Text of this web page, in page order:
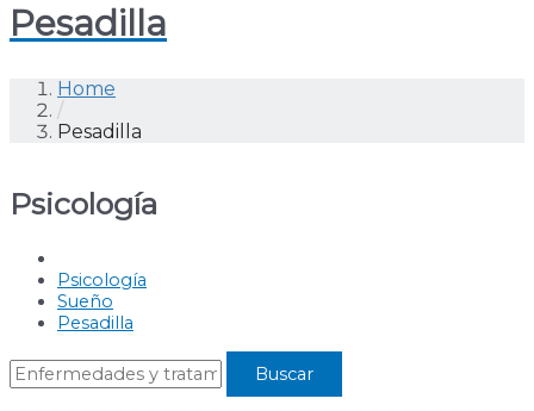
Pesadilla
Home
/
Pesadilla
Psicología
Psicología
Sueño
Pesadilla